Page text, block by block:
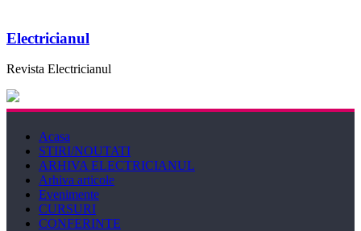
Electricianul
Revista Electricianul
Acasa
STIRI/NOUTATI
ARHIVA ELECTRICIANUL
Arhiva articole
Evenimente
CURSURI
CONFERINTE